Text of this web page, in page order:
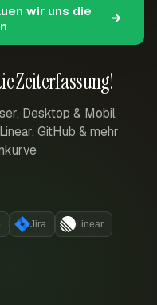
Zeiterfassung!
Desktop & Mobil
GitHub & mehr
Jira Linear
wir uns die